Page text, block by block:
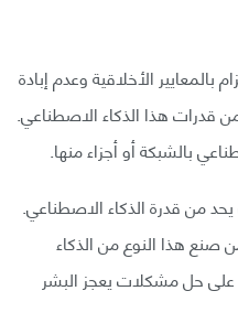
الأخلاقية وعدم إبادة
قدرات هذا الذكاء الاصطناعي.
بالشبكة أو أجزاء منها.
من قدرة الذكاء الاصطناعي.
صنع هذا النوع من الذكاء
على حل مشكلات يعجز البشر